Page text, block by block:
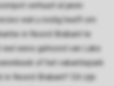
verhuurt al jaren
wat u nodig heeft om
in Noord-Brabant te
eens gehoord van Lake
of het vakantiepark
in Noord-Brabant? Dit zijn